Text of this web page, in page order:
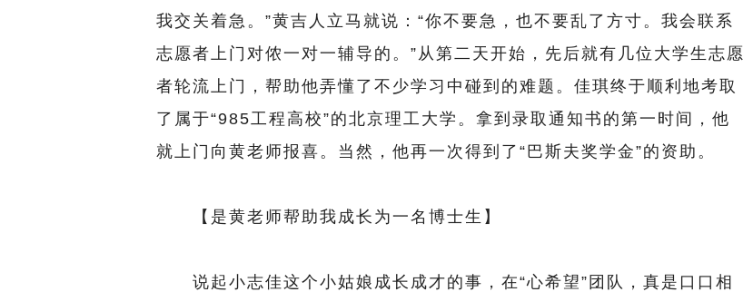
我交关着急。”黄吉人立马就说：“你不要急，也不要乱了方寸。我会联系
志愿者上门对侬一对一辅导的。”从第二天开始，先后就有几位大学生志愿
者轮流上门，帮助他弄懂了不少学习中碰到的难题。佳琪终于顺利地考取
了属于“985工程高校”的北京理工大学。拿到录取通知书的第一时间，他
就上门向黄老师报喜。当然，他再一次得到了“巴斯夫奖学金”的资助。
【是黄老师帮助我成长为一名博士生】
说起小志佳这个小姑娘成长成才的事，在“心希望”团队，真是口口相